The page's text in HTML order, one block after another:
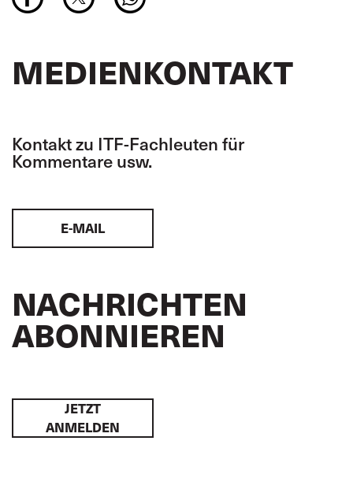
MEDIENKONTAKT
Kontakt zu ITF-Fachleuten für
Kommentare usw.
E-MAIL
NACHRICHTEN
ABONNIEREN
JETZT
ANMELDEN